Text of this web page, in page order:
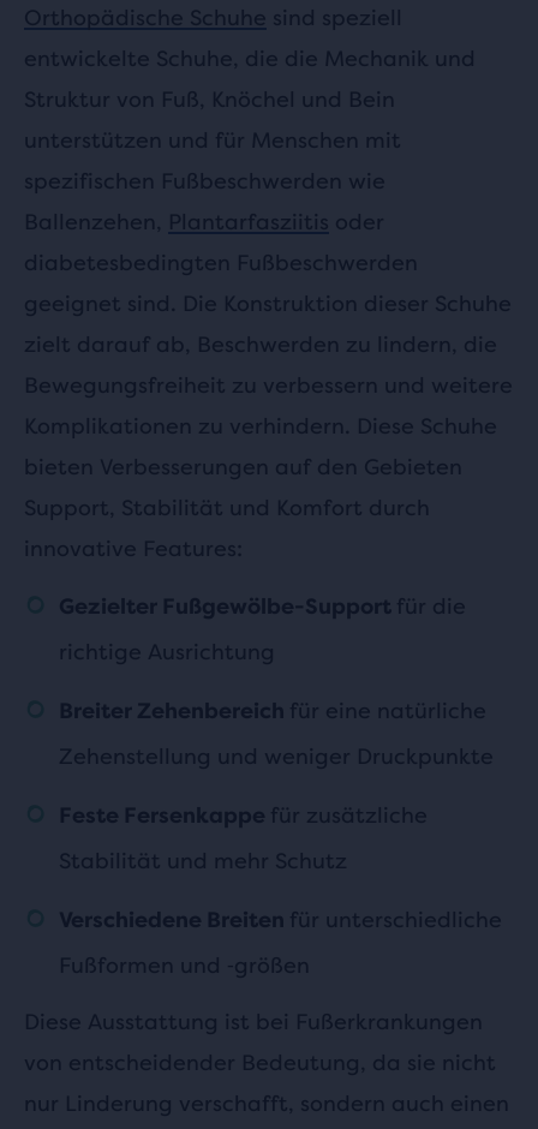
Orthopädische Schuhe sind speziell
entwickelte Schuhe, die die Mechanik und
Struktur von Fuß, Knöchel und Bein
unterstützen und für Menschen mit
spezifischen Fußbeschwerden wie
Ballenzehen, Plantarfasziitis oder
diabetesbedingten Fußbeschwerden
geeignet sind. Die Konstruktion dieser Schuhe
zielt darauf ab, Beschwerden zu lindern, die
Bewegungsfreiheit zu verbessern und weitere
Komplikationen zu verhindern. Diese Schuhe
bieten Verbesserungen auf den Gebieten
Support, Stabilität und Komfort durch
innovative Features:
Gezielter Fußgewölbe-Support für die
richtige Ausrichtung
Breiter Zehenbereich für eine natürliche
Zehenstellung und weniger Druckpunkte
Feste Fersenkappe für zusätzliche
Stabilität und mehr Schutz
Verschiedene Breiten für unterschiedliche
Fußformen und ‑größen
Diese Ausstattung ist bei Fußerkrankungen
von entscheidender Bedeutung, da sie nicht
nur Linderung verschafft, sondern auch einen